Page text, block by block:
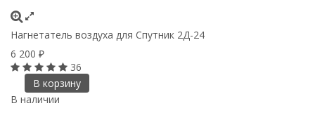
Нагнетатель воздуха для Спутник 2Д-24
6 200 ₽
36
В корзину
В наличии